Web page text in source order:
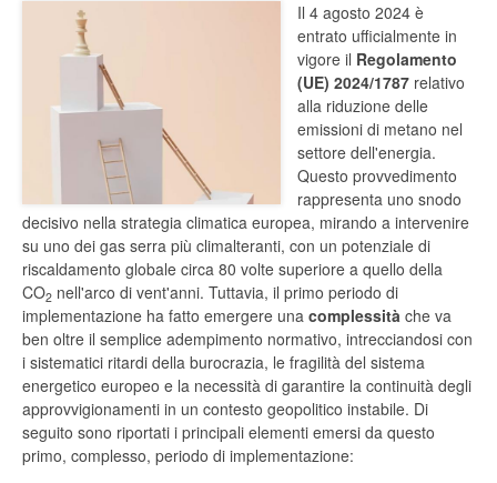
Il 4 agosto 2024 è
entrato ufficialmente in
vigore il Regolamento
(UE) 2024/1787relativo
alla riduzione delle
emissioni di metano nel
settore dell'energia.
Questo provvedimento
rappresenta uno snodo
decisivo nella strategia climatica europea, mirando a intervenire
su uno dei gas serra più climalteranti, con un potenziale di
riscaldamento globale circa 80 volte superiore a quello della
CO2 nell'arco di vent'anni. Tuttavia, il primo periodo di
implementazione ha fatto emergere una complessità che va
ben oltre il semplice adempimento normativo, intrecciandosi con
i sistematici ritardi della burocrazia, le fragilità del sistema
energetico europeo e la necessità di garantire la continuità degli
approvvigionamenti in un contesto geopolitico instabile. Di
seguito sono riportati i principali elementi emersi da questo
primo, complesso, periodo di implementazione: